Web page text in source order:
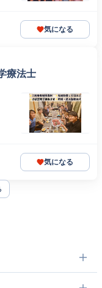
気になる
療法士
気になる